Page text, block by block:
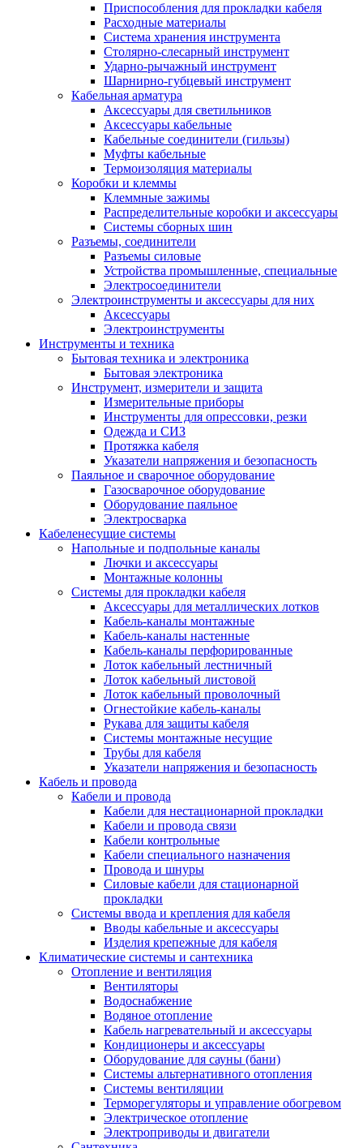
Приспособления для прокладки кабеля
Расходные материалы
Система хранения инструмента
Столярно-слесарный инструмент
Ударно-рычажный инструмент
Шарнирно-губцевый инструмент
Кабельная арматура
Аксессуары для светильников
Аксессуары кабельные
Кабельные соединители (гильзы)
Муфты кабельные
Термоизоляция материалы
Коробки и клеммы
Клеммные зажимы
Распределительные коробки и аксессуары
Системы сборных шин
Разъемы, соединители
Разъемы силовые
Устройства промышленные, специальные
Электросоединители
Электроинструменты и аксессуары для них
Аксессуары
Электроинструменты
Инструменты и техника
Бытовая техника и электроника
Бытовая электроника
Инструмент, измерители и защита
Измерительные приборы
Инструменты для опрессовки, резки
Одежда и СИЗ
Протяжка кабеля
Указатели напряжения и безопасность
Паяльное и сварочное оборудование
Газосварочное оборудование
Оборудование паяльное
Электросварка
Кабеленесущие системы
Напольные и подпольные каналы
Лючки и аксессуары
Монтажные колонны
Системы для прокладки кабеля
Аксессуары для металлических лотков
Кабель-каналы монтажные
Кабель-каналы настенные
Кабель-каналы перфорированные
Лоток кабельный лестничный
Лоток кабельный листовой
Лоток кабельный проволочный
Огнестойкие кабель-каналы
Рукава для защиты кабеля
Системы монтажные несущие
Трубы для кабеля
Указатели напряжения и безопасность
Кабель и провода
Кабели и провода
Кабели для нестационарной прокладки
Кабели и провода связи
Кабели контрольные
Кабели специального назначения
Провода и шнуры
Силовые кабели для стационарной
прокладки
Системы ввода и крепления для кабеля
Вводы кабельные и аксессуары
Изделия крепежные для кабеля
Климатические системы и сантехника
Отопление и вентиляция
Вентиляторы
Водоснабжение
Водяное отопление
Кабель нагревательный и аксессуары
Кондиционеры и аксессуары
Оборудование для сауны (бани)
Системы альтернативного отопления
Системы вентиляции
Терморегуляторы и управление обогревом
Электрическое отопление
Электроприводы и двигатели